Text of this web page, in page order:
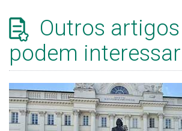
Outros
podem interessar